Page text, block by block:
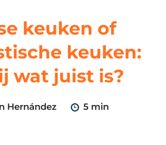
keuken of
keuken:
wat juist is?
Hernández 5 min